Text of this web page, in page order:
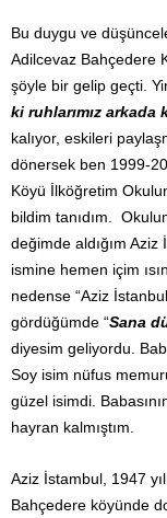
Bu duygu ve
Adilcevaz Bahçedere
şöyle bir gelip geçti.
ki ruhlarımız arkada
kalıyor, eskileri
dönersek ben 1999-
Köyü İlköğretim
bildim tanıdım.
değimde aldığım
ismine hemen içim
nedense “Aziz
gördüğümde “Sana
diyesim geliyordu.
Soy isim nüfus
güzel isimdi.
hayran kalmıştım.
Aziz İstambul, 1947
Bahçedere köyünde